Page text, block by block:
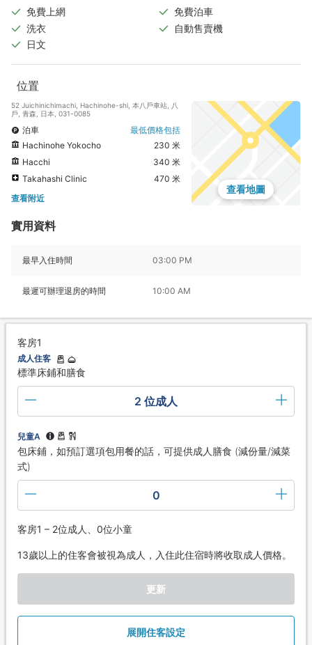
免費上網
免費泊車
洗衣
自動售賣機
日文
位置
52 Juichinichimachi, Hachinohe-shi, 本八戶車站, 八
戶, 青森, 日本, 031-0085
泊車
最低價格包括
Hachinohe Yokocho
230 米
Hacchi
340 米
Takahashi Clinic
470 米
查看附近
查看地圖
實用資料
最早入住時間 03:00 PM
最遲可辦理退房的時間 10:00 AM
客房1
成人住客
標準床鋪和膳食
2 位成人
兒童A
包床鋪，如預訂選項包用餐的話，可提供成人膳食 (減份量/減菜
式)
0
客房1 – 2位成人、0位小童
13歲以上的住客會被視為成人，入住此住宿時將收取成人價格。
更新
展開住客設定